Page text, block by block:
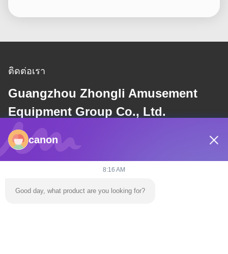
ติดต่อเรา
Guangzhou Zhongli Amusement
Equipment Group Co., Ltd.
อีเมล
dannie@zhongliyoule.com
canon
8:16 AM
Good day, what product are you looking for?